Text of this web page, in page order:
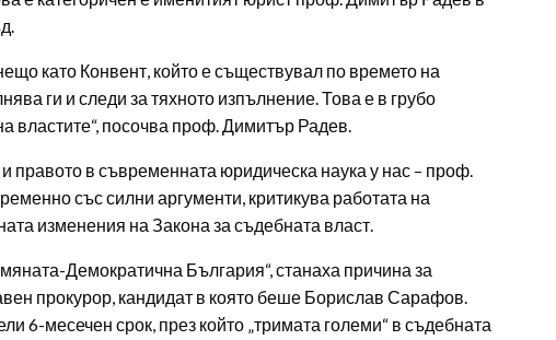
като Конвент, който е съществувал по времето на
ги и следи за тяхното изпълнение. Това е в грубо
властите“, посочва проф. Димитър Радев.
правото в съвременната юридическа наука у нас – проф.
със силни аргументи, критикува работата на
изменения на Закона за съдебната власт.
Демократична България“, станаха причина за
прокурор, кандидат в която беше Борислав Сарафов.
6-месечен срок, през който „тримата големи“ в съдебната